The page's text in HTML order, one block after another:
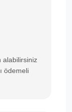
alabilirsiniz
ödemeli